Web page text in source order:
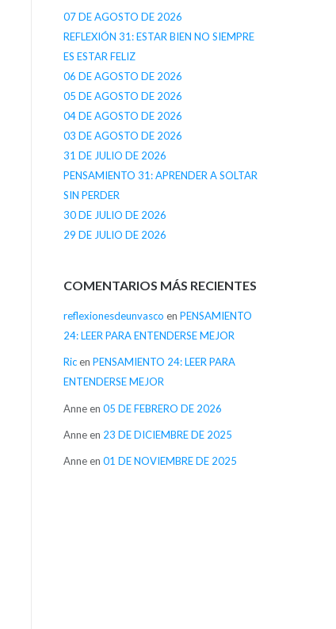
07 DE AGOSTO DE 2026
REFLEXIÓN 31: ESTAR BIEN NO SIEMPRE
ES ESTAR FELIZ
06 DE AGOSTO DE 2026
05 DE AGOSTO DE 2026
04 DE AGOSTO DE 2026
03 DE AGOSTO DE 2026
31 DE JULIO DE 2026
PENSAMIENTO 31: APRENDER A SOLTAR
SIN PERDER
30 DE JULIO DE 2026
29 DE JULIO DE 2026
COMENTARIOS MÁS RECIENTES
reflexionesdeunvasco en PENSAMIENTO
24: LEER PARA ENTENDERSE MEJOR
Ricen PENSAMIENTO 24: LEER PARA
ENTENDERSE MEJOR
Anneen 05 DE FEBRERO DE 2026
Anneen 23 DE DICIEMBRE DE 2025
Anneen 01 DE NOVIEMBRE DE 2025